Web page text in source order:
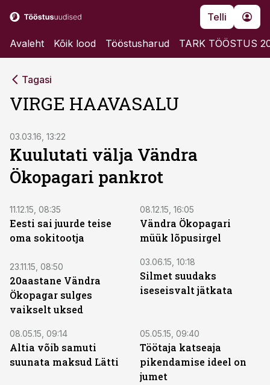
Telli
Avaleht Kõik lood Tööstusharud TARK TÖÖSTUS
Tagasi
VIRGE HAAVASALU
03.03.16, 13:22
Kuulutati välja Vändra
Ökopagari pankrot
11.12.15, 08:35
Eesti sai juurde teise
oma sokitootja
08.12.15, 16:05
Vändra Ökopagari
müük lõpusirgel
23.11.15, 08:50
20aastane Vändra
Ökopagar sulges
vaikselt uksed
03.06.15, 10:18
Silmet suudaks
iseseisvalt jätkata
08.05.15, 09:14
Altia võib samuti
suunata maksud Lätti
05.05.15, 09:40
Töötaja katseaja
pikendamise ideel on
jumet